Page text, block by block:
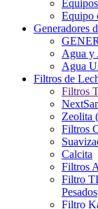
Equipo
Generadores
Agua y
Agua
Filtros de
Filtros
Zeolita
Filtros
Calcita
Filtros
Filtro
Pesados
Filtro